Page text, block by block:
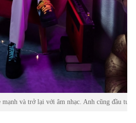
và trở lại với âm nhạc. Anh cũng đầu tư